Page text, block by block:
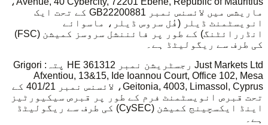
ماریشس میں لائسنس نمبر GB22200881 کے تحت ایک
انویسٹمنٹ ڈیلر (فُل سروس ڈیلر، ماسوائے
انڈررائٹنگ) کے طور پر فائننشل سروسز کمیشن (FSC)
کی طرف سے ریگولیٹڈ ہے۔
Just Markets Ltd رجسٹریشن نمبر HE 361312 پتہ: Grigori
Afxentiou, 13&15, Ide Ioannou Court, Office 102, Mesa
Geitonia, 4003, Limassol, Cyprus، لائسنس نمبر 401/21 کے
تحت قبرص انویسٹمنٹ فرم کے طور پر قبرص سیکیورٹیز
اینڈ ایکسچینج کمیشن (CySEC) کی طرف سے ریگولیٹڈ
ہے۔